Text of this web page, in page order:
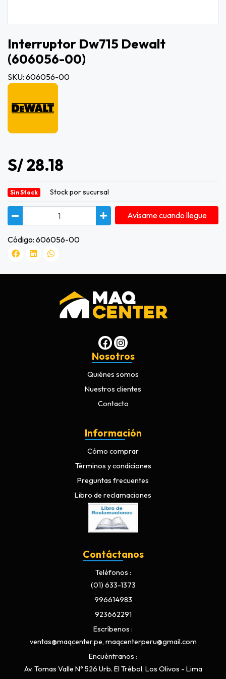
Interruptor Dw715 Dewalt
(606056-00)
SKU: 606056-00
S/ 28.18
Sin Stock Stock por sucursal
Avísame cuando llegue
Código: 606056-00
Nosotros
Quiénes somos
Nuestros clientes
Contacto
Información
Cómo comprar
Términos y condiciones
Preguntas frecuentes
Libro de reclamaciones
Contáctanos
Teléfonos
(01) 633-1373
996614983
923662291
Escríbenos
ventas@maqcenter.pe, maqcenterperu@gmail.com
Encuéntranos
Av. Tomas Valle N° 526 Urb. El Trébol, Los Olivos - Lima